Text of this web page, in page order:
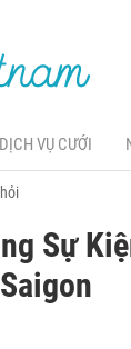
DỊCH VỤ CƯỚI
Sự